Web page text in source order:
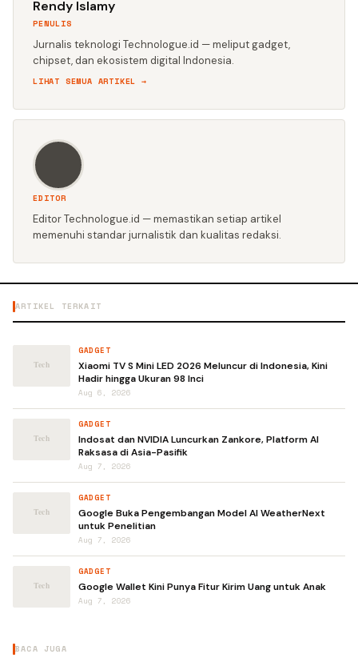
Rendy Islamy
PENULIS
Jurnalis teknologi Technologue.id — meliput gadget,
chipset, dan ekosistem digital Indonesia.
LIHAT SEMUA ARTIKEL →
EDITOR
Editor Technologue.id — memastikan setiap artikel
memenuhi standar jurnalistik dan kualitas redaksi.
ARTIKEL TERKAIT
GADGET
Xiaomi TV S Mini LED 2026 Meluncur di Indonesia, Kini
Hadir hingga Ukuran 98 Inci
Aug 6, 2026
GADGET
Indosat dan NVIDIA Luncurkan Zankore, Platform AI
Raksasa di Asia-Pasifik
Aug 7, 2026
GADGET
Google Buka Pengembangan Model AI WeatherNext
untuk Penelitian
Aug 7, 2026
GADGET
Google Wallet Kini Punya Fitur Kirim Uang untuk Anak
Aug 7, 2026
BACA JUGA